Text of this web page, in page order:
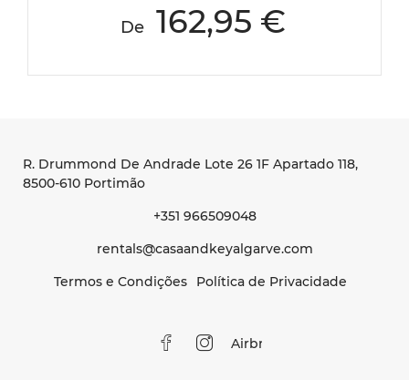
De 162,95 €
R. Drummond De Andrade Lote 26 1F Apartado 118,
8500-610 Portimão
+351 966509048
rentals@casaandkeyalgarve.com
Termos e Condições
Política de Privacidade
Airbnb